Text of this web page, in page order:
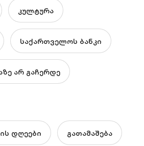
კულტურა
საქართველოს ბანკი
არ გაჩერდე
დღეები გათამაშება